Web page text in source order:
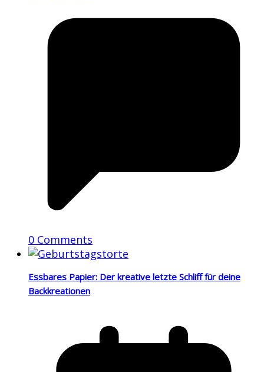
0 Comments
Essbares Papier: Der kreative letzte Schliff für deine
Backkreationen